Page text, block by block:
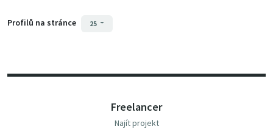
Profilů na stránce 25
Freelancer
Najít projekt